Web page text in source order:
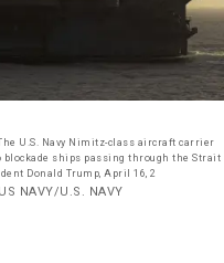
U.S. Navy Nimitz-class aircraft carrier
ships passing through the Strait
Donald Trump, April 16, 2
NAVY/U.S. NAVY